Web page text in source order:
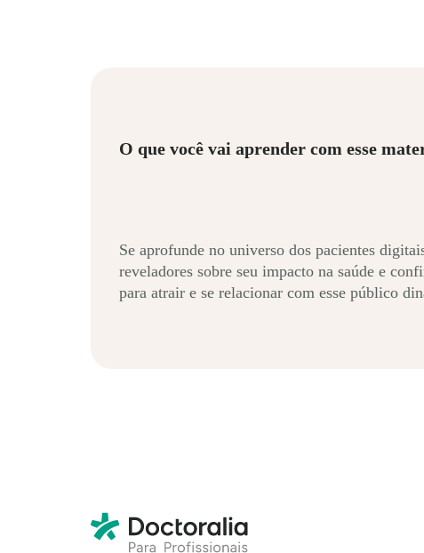
O que você vai aprender com esse
Se aprofunde no universo dos pacientes
reveladores sobre seu impacto na saúde e
para atrair e se relacionar com esse público